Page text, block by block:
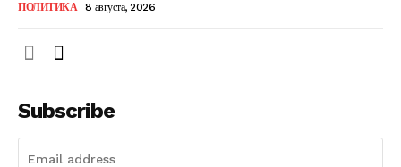
ПОЛИТИКА 8 августа, 2026
Subscribe